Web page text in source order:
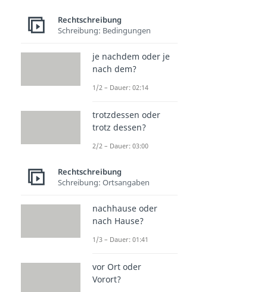
Rechtschreibung
Schreibung: Bedingungen
je nachdem oder je
nach dem?
1/2 – Dauer: 02:14
trotzdessen oder
trotz dessen?
2/2 – Dauer: 03:00
Rechtschreibung
Schreibung: Ortsangaben
nachhause oder
nach Hause?
1/3 – Dauer: 01:41
vor Ort oder
Vorort?